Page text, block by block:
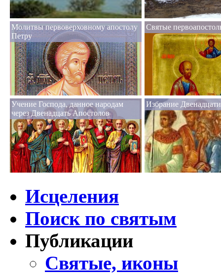
Молитвы первоверховному апостолу
Петру
Святые
Учение Господа, данное народам
через Двенадцать Апостолов
Избрание
Исцеления
Поиск по святым
Публикации
Святые, иконы